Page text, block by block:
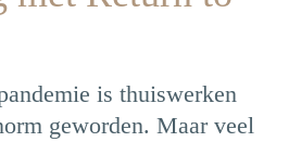
is thuiswerken
geworden. Maar veel